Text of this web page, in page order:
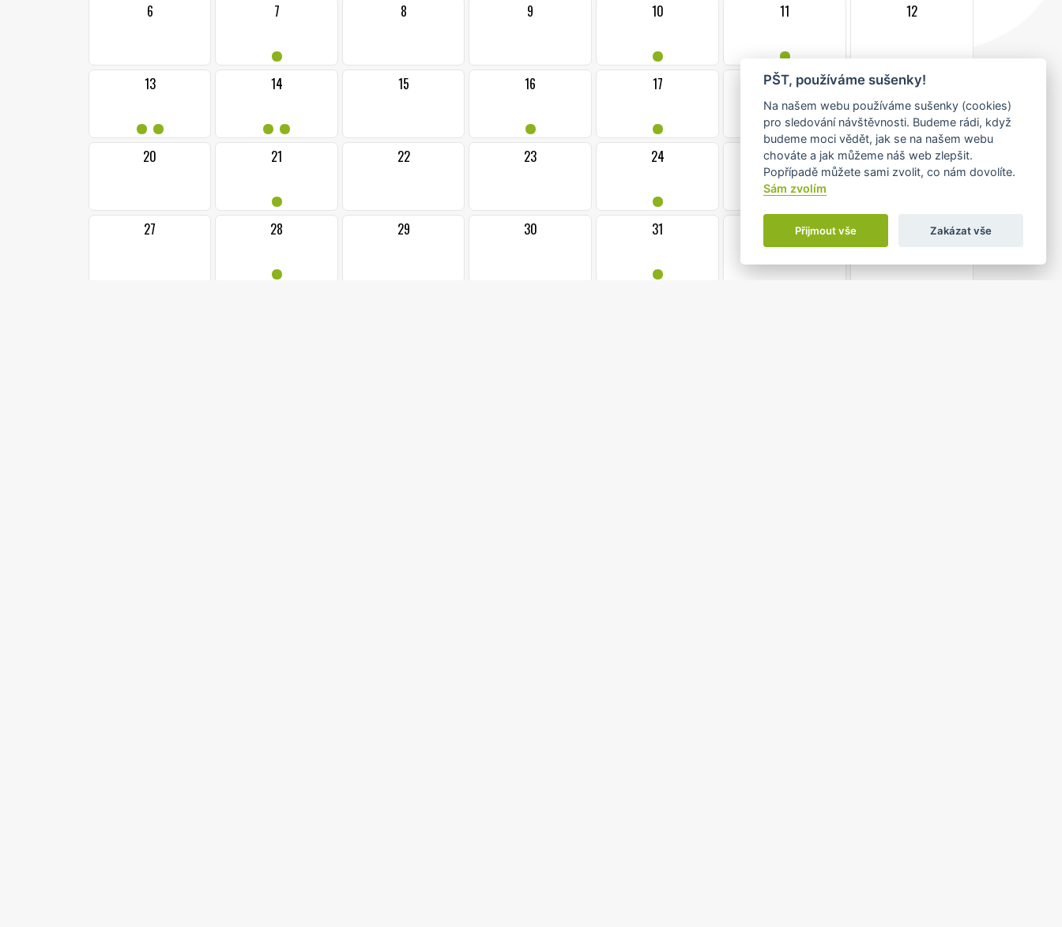
6 7
•
8 9 10
•
11
•
12
13
••
14
••
15 16
•
17
•
18 19
•
20 21
•
22 23 24
•
25 26
•
27 28
•
29 30 31
•
PŠT, používáme sušenky!
Na našem webu používáme sušenky (cookies)
pro sledování návštěvnosti. Budeme rádi, když
budeme moci vědět, jak se na našem webu
chováte a jak můžeme náš web zlepšit.
Popřípadě můžete sami zvolit, co nám dovolíte.
Sám zvolím
Přijmout vše Zakázat vše